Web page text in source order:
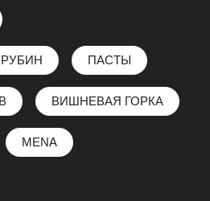
ПАСТЫ
ВИШНЕВАЯ ГОРКА
MENA